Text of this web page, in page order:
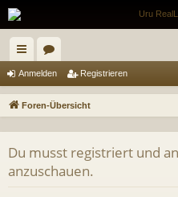
ch
ne
riff
or
en
Anmelden Registrieren
Foren-Übersicht
Du musst registriert und
anzuschauen.